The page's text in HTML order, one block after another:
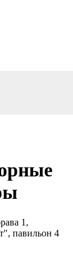
1,
павильон 4